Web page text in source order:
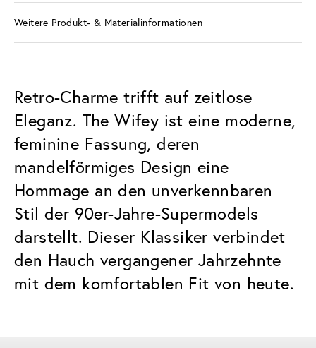
Weitere Produkt- & Materialinformationen
Retro-Charme trifft auf zeitlose
Eleganz. The Wifey ist eine moderne,
feminine Fassung, deren
mandelförmiges Design eine
Hommage an den unverkennbaren
Stil der 90er-Jahre-Supermodels
darstellt. Dieser Klassiker verbindet
den Hauch vergangener Jahrzehnte
mit dem komfortablen Fit von heute.